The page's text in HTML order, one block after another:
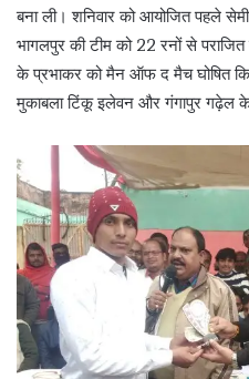
बना ली। शनिवार को आयोजित पहले
भागलपुर की टीम को 22 रनों से
के प्रभाकर को मैन ऑफ द मैच घोषित
मुकाबला टिंकू इलेवन और गंगापुर गढ़ेल